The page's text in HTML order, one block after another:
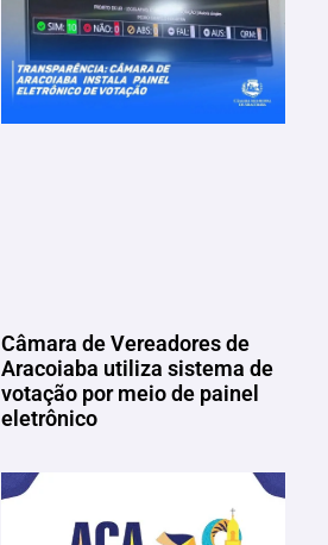
Câmara de Vereadores de
Aracoiaba utiliza sistema de
votação por meio de painel
eletrônico